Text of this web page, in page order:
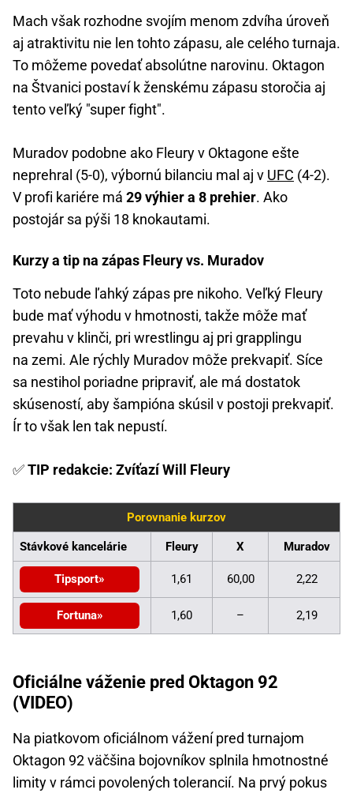
Mach však rozhodne svojím menom zdvíha úroveň
aj atraktivitu nie len tohto zápasu, ale celého turnaja.
To môžeme povedať absolútne narovinu. Oktagon
na Štvanici postaví k ženskému zápasu storočia aj
tento veľký "super fight".
Muradov podobne ako Fleury v Oktagone ešte
neprehral (5-0), výbornú bilanciu mal aj v UFC (4-2).
V profi kariére má 29 výhier a 8 prehier. Ako
postojár sa pýši 18 knokautami.
Kurzy a tip na zápas Fleury vs. Muradov
Toto nebude ľahký zápas pre nikoho. Veľký Fleury
bude mať výhodu v hmotnosti, takže môže mať
prevahu v klinči, pri wrestlingu aj pri grapplingu
na zemi. Ale rýchly Muradov môže prekvapiť. Síce
sa nestihol poriadne pripraviť, ale má dostatok
skúseností, aby šampióna skúsil v postoji prekvapiť.
Ír to však len tak nepustí.
✅TIP redakcie: Zvíťazí Will Fleury
Porovnanie kurzov
Stávkové kancelárie Fleury X Muradov
Tipsport 1,61 60,00 2,22
Fortuna 1,60 – 2,19
Oficiálne váženie pred Oktagon 92
(VIDEO)
Na piatkovom oficiálnom vážení pred turnajom
Oktagon 92 väčšina bojovníkov splnila hmotnostné
limity v rámci povolených tolerancií. Na prvý pokus